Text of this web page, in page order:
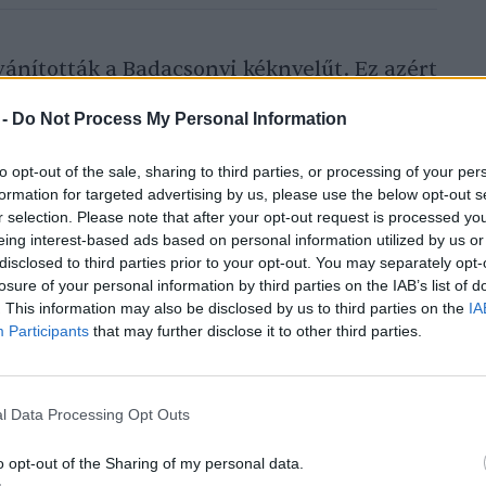
Do Not Process My Personal Information
opt-out of the sale, sharing to third parties, or processing of your
for targeted advertising by us, please use the below opt-out
selection. Please note that after your opt-out request is processed
interest-based ads based on personal information utilized by us
to third parties prior to your opt-out. You may separately
of your personal information by third parties on the IAB’s list of
This information may also be disclosed by us to third parties on the
Participants that may further disclose it to other third parties.
Data Processing Opt Outs
opt-out of the Sharing of my personal data.
a Badacsonyi kéknyelűt. Ez azért
mert alig 45 hektáron termesztik ezt a
a
világ legjobb borává
A kéknyelűt autochton fajtának, vagyis
tehát őshonos fajtának tekinti a
szintén a Magyar Értéktár része. Az
olyan élő közösségek űzik a mai napig
fontos ahhoz, hogy a jövő
ezt a hagyományt. A Békés
század első felében jelent meg
az első céh. A 19. században a